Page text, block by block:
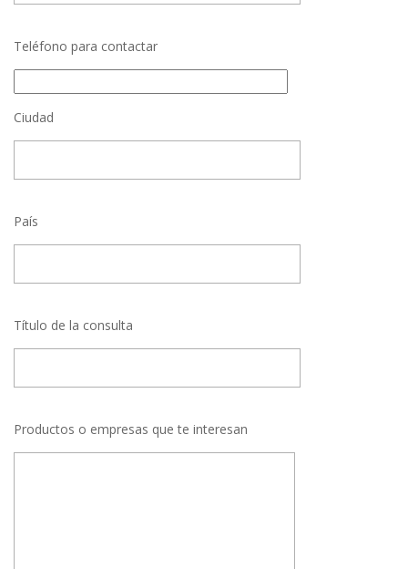
Teléfono para contactar
Ciudad
País
Título de la consulta
Productos o empresas que te interesan